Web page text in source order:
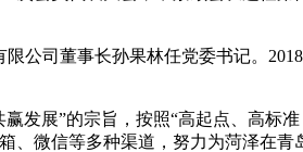
公司董事长孙果林任党委书记。
发展”的宗旨，按照“高起点、高标
微信等多种渠道，努力为菏泽在